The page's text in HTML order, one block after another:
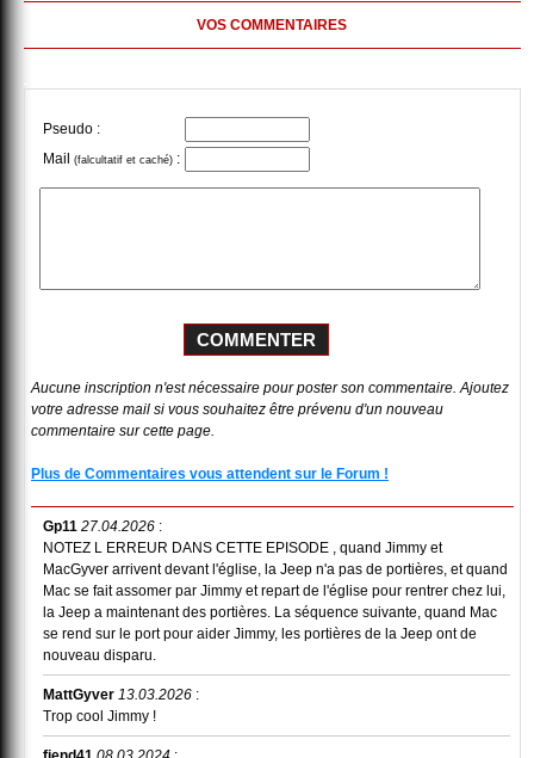
VOS COMMENTAIRES
Pseudo :
Mail (falcultatif et caché) :
Aucune inscription n'est nécessaire pour poster son commentaire. Ajoutez
votre adresse mail si vous souhaitez être prévenu d'un nouveau
commentaire sur cette page.
Plus de Commentaires vous attendent sur le Forum !
Gp11 27.04.2026 :
NOTEZ L ERREUR DANS CETTE EPISODE , quand Jimmy et
MacGyver arrivent devant l'église, la Jeep n'a pas de portières, et quand
Mac se fait assomer par Jimmy et repart de l'église pour rentrer chez lui,
la Jeep a maintenant des portières. La séquence suivante, quand Mac
se rend sur le port pour aider Jimmy, les portières de la Jeep ont de
nouveau disparu.
MattGyver 13.03.2026 :
Trop cool Jimmy !